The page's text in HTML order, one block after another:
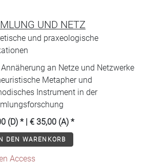
UND NETZ
und praxeologische
Annäherung an Netze und Netzwerke
Metapher und
Instrument in der
(D) * | € 35,00 (A) *
DEN WARENKORB
Access